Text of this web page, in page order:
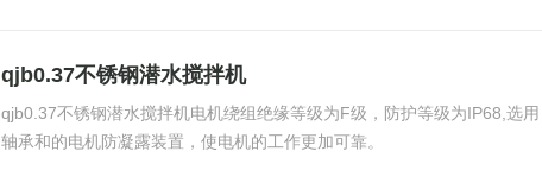
qjb0.37不锈钢潜水搅拌机
qjb0.37不锈钢潜水搅拌机电机绕组绝缘等级为F级，防护等级为IP68,选用
轴承和的电机防凝露装置，使电机的工作更加可靠。